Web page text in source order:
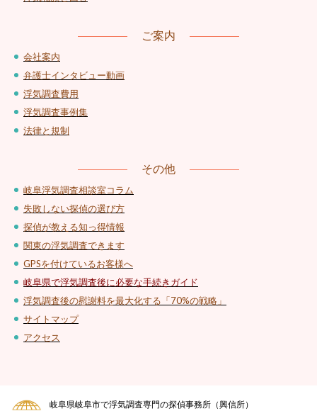
ご案内
会社案内
弁護士インタビュー動画
浮気調査費用
浮気調査事例集
法律と規制
その他
岐阜浮気調査相談室コラム
失敗しない探偵の選び方
探偵が教える知っ得情報
関東の浮気調査できます
GPSを付けているお客様へ
岐阜県で浮気調査後に必要な手続きガイド
浮気調査後の慰謝料を最大化する「70%の戦略」
サイトマップ
アクセス
岐阜県岐阜市で浮気調査専門の探偵事務所（興信所）